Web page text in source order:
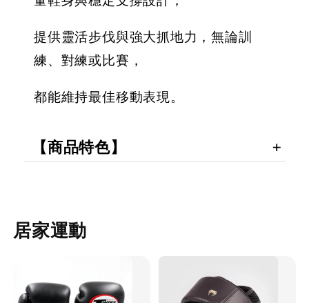
提供靈活步伐與強大抓地力，無論訓
練、對練或比賽，
都能維持最佳移動表現。
【商品特色】
居家運動